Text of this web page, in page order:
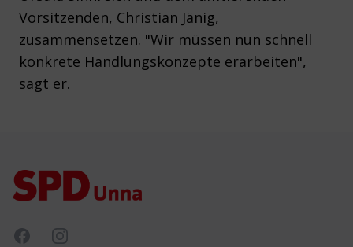
Vorsitzenden, Christian Jänig,
zusammensetzen. "Wir müssen nun schnell
konkrete Handlungskonzepte erarbeiten",
sagt er.
FacebookInstagram